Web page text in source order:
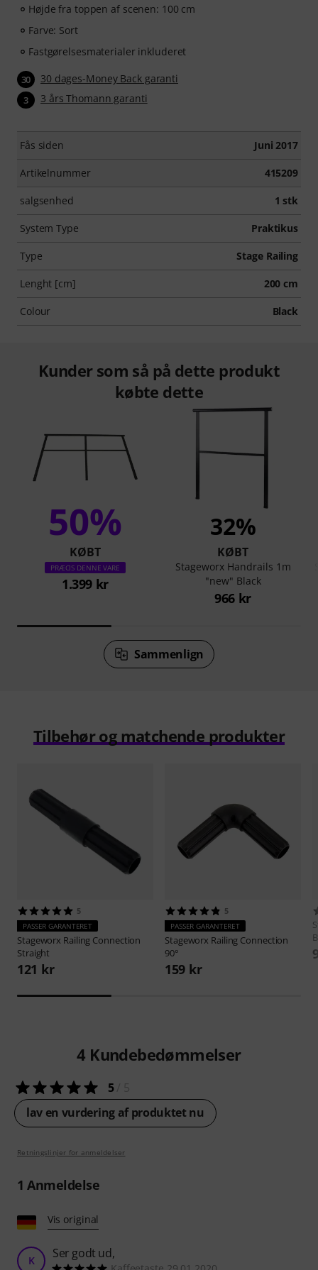
Højde fra toppen af scenen: 100 cm
Farve: Sort
Fastgørelsesmaterialer inkluderet
30 30 dages-Money Back garanti
3 3 års Thomann garanti
Fås siden Juni 2017
Artikelnummer 415209
salgsenhed 1 stk
System Type Praktikus
Type Stage Railing
Lenght [cm] 200 cm
Colour Black
Kunder som så på dette produkt
købte dette
50%
KØBT
PRÆCIS DENNE VARE
1.399 kr
32%
KØBT
Stageworx Handrails 1m
"new" Black
966 kr
Sammenlign
Tilbehør og matchende produkter
5
PASSER GARANTERET
Stageworx Railing Connection
Straight
121 kr
5
PASSER GARANTERET
Stageworx Railing Connection
90°
159 kr
4 Kundebedømmelser
5/ 5
lav en vurdering af produktet nu
Retningslinjer for anmeldelser
1 Anmeldelse
Vis original
K Ser godt ud,